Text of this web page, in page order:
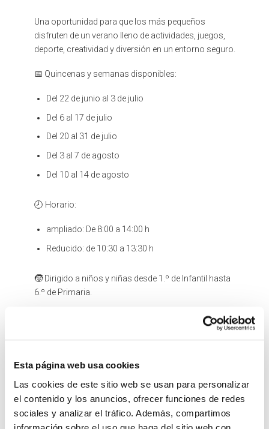
Esta página web usa cookies
Las cookies de este sitio web se usan para personalizar
el contenido y los anuncios, ofrecer funciones de redes
sociales y analizar el tráfico. Además, compartimos
Una oportunidad para que los más pequeños
disfruten de un verano lleno de actividades, juegos,
deporte, creatividad y diversión en un entorno seguro.
📅 Quincenas y semanas disponibles:
Del 22 de junio al 3 de julio
Del 6 al 17 de julio
Del 20 al 31 de julio
Del 3 al 7 de agosto
Del 10 al 14 de agosto
🕗 Horario:
ampliado: De 8:00 a 14:00 h
Reducido: de 10:30 a 13:30 h
🧒 Dirigido a niños y niñas desde 1.º de Infantil hasta
6.º de Primaria.
📞 Inscripciones e información: Ayuntamiento – 925
¡Plazas limitadas! No te quedes sin la tuya y prepara
un verano inolvidable.